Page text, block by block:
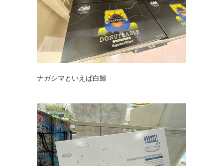
ナガシマといえば白鯨